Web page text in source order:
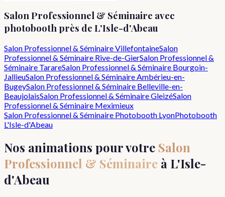
Salon Professionnel & Séminaire avec
photobooth près de L'Isle-d'Abeau
Salon Professionnel & SéminaireVillefontaineSalon
Professionnel & Séminaire Rive-de-GierSalon Professionnel &
Séminaire TarareSalon Professionnel & Séminaire Bourgoin-
JallieuSalon Professionnel & SéminaireAmbérieu-en-
BugeySalon Professionnel & Séminaire Belleville-en-
BeaujolaisSalon Professionnel & SéminaireGleizéSalon
Professionnel & Séminaire Meximieux
Salon Professionnel & Séminaire Photobooth LyonPhotobooth
L'Isle-d'Abeau
Nos animations pour votre Salon
Professionnel & Séminaire à L'Isle-
d'Abeau